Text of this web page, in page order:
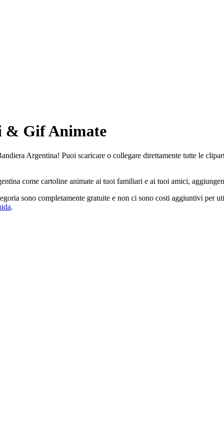
& Gif Animate
Argentina! Puoi scaricare o collegare direttamente tutte le
come cartoline animate ai tuoi familiari e ai tuoi amici,
sono completamente gratuite e non ci sono costi aggiuntivi per
.